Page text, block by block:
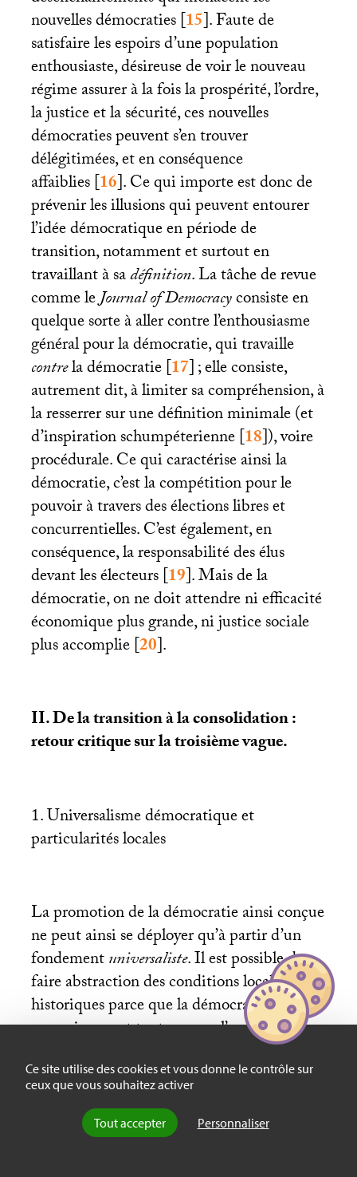
Ce site utilise des cookies et vous donne le contrôle sur
ceux que vous souhaitez activer
Tout accepter Personnaliser
nouvelles démocraties[15]. Faute de
satisfaire les espoirs d’une population
enthousiaste, désireuse de voir le nouveau
régime assurer à la fois la prospérité, l’ordre,
la justice et la sécurité, ces nouvelles
démocraties peuvent s’en trouver
délégitimées, et en conséquence
affaiblies[16]. Ce qui importe est donc de
prévenir les illusions qui peuvent entourer
l’idée démocratique en période de
transition, notamment et surtout en
travaillant à sadéfinition. La tâche de revue
comme leJournal of Democracyconsiste en
quelque sorte à aller contre l’enthousiasme
général pour la démocratie, qui travaille
contrela démocratie[17]; elle consiste,
autrement dit, à limiter sa compréhension, à
la resserrer sur une définition minimale (et
d’inspiration schumpéterienne[18]), voire
procédurale. Ce qui caractérise ainsi la
démocratie, c’est la compétition pour le
pouvoir à travers des élections libres et
concurrentielles. C’est également, en
conséquence, la responsabilité des élus
devant les électeurs[19]. Mais de la
démocratie, on ne doit attendre ni efficacité
économique plus grande, ni justice sociale
plus accomplie[20].
II. De la transition à la consolidation :
retour critique sur la troisième vague.
1. Universalisme démocratique et
particularités locales
La promotion de la démocratie ainsi conçue
ne peut ainsi se déployer qu’à partir d’un
fondementuniversaliste. Il est possible de
faire abstraction des conditions locales et
historiques parce que la démocratie est
comprise avant tout comme l’expression
d’un choix rationnel — plus encore comme
l’expression de la rationalité achevée (seule la
démocratie permet l’adhésion pleine et
entière à un régime, parce qu’elle seule
garantit l’autonomie des individus). Une